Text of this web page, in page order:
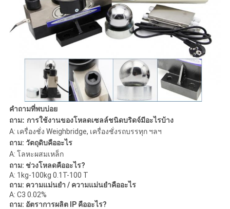
คำถามที่พบบ่อย
ถาม: การใช้งานของโหลดเซลล์ชนิดบริดจ์มีอะไรบ้าง
A: เครื่องชั่ง Weighbridge, เครื่องชั่งรถบรรทุก ฯลฯ
ถาม: วัตถุดิบคืออะไร
A: โลหะผสมเหล็ก
ถาม: ช่วงโหลดคืออะไร?
A: 1kg-100kg 0.1T-100 T
ถาม: ความแม่นยำ / ความแม่นยำคืออะไร
A: C3 0.02%
ถาม: อัตราการผลิต IP คืออะไร?